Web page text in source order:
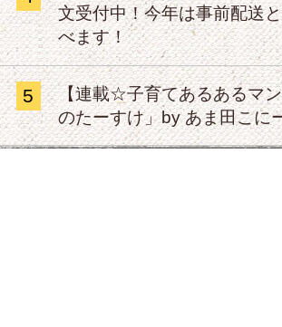
文受付中！今年は事前配送
べます！
5
【連載☆子育てあるあるマ
のたーすけ」by あま田こに